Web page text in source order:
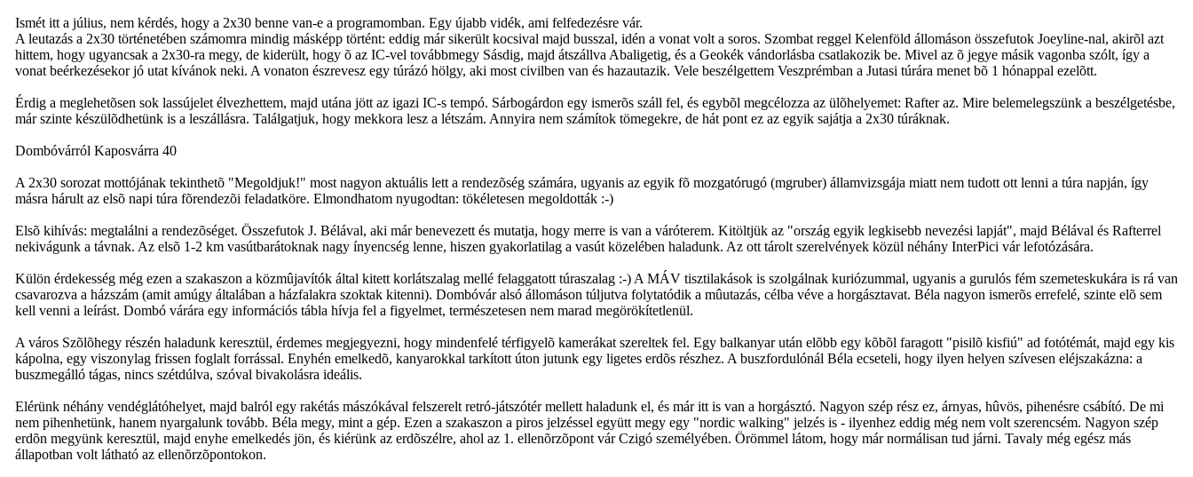
Ismét itt a július, nem kérdés, hogy a 2x30 benne van-e a programomban. Egy újabb vidék, ami felfedezésre vár.
A leutazás a 2x30 történetében számomra mindig másképp történt: eddig már sikerült kocsival majd busszal, idén a vonat volt a soros. Szombat reggel Kelenföld állomáson összefutok Joeyline-nal, akirõl azt
hittem, hogy ugyancsak a 2x30-ra megy, de kiderült, hogy õ az IC-vel továbbmegy Sásdig, majd átszállva Abaligetig, és a Geokék vándorlásba csatlakozik be. Mivel az õ jegye másik vagonba szólt, így a
vonat beérkezésekor jó utat kívánok neki. A vonaton észrevesz egy túrázó hölgy, aki most civilben van és hazautazik. Vele beszélgettem Veszprémban a Jutasi túrára menet bõ 1 hónappal ezelõtt.
Érdig a meglehetõsen sok lassújelet élvezhettem, majd utána jött az igazi IC-s tempó. Sárbogárdon egy ismerõs száll fel, és egybõl megcélozza az ülõhelyemet: Rafter az. Mire belemelegszünk a beszélgetésbe,
már szinte készülõdhetünk is a leszállásra. Találgatjuk, hogy mekkora lesz a létszám. Annyira nem számítok tömegekre, de hát pont ez az egyik sajátja a 2x30 túráknak.
Dombóvárról Kaposvárra 40
A 2x30 sorozat mottójának tekinthetõ "Megoldjuk!" most nagyon aktuális lett a rendezõség számára, ugyanis az egyik fõ mozgatórugó (mgruber) államvizsgája miatt nem tudott ott lenni a túra napján, így
másra hárult az elsõ napi túra fõrendezõi feladatköre. Elmondhatom nyugodtan: tökéletesen megoldották :-)
Elsõ kihívás: megtalálni a rendezõséget. Összefutok J. Bélával, aki már benevezett és mutatja, hogy merre is van a váróterem. Kitöltjük az "ország egyik legkisebb nevezési lapját", majd Bélával és Rafterrel
nekivágunk a távnak. Az elsõ 1-2 km vasútbarátoknak nagy ínyencség lenne, hiszen gyakorlatilag a vasút közelében haladunk. Az ott tárolt szerelvények közül néhány InterPici vár lefotózására.
Külön érdekesség még ezen a szakaszon a közmûjavítók által kitett korlátszalag mellé felaggatott túraszalag :-) A MÁV tisztilakások is szolgálnak kuriózummal, ugyanis a gurulós fém szemeteskukára is rá van
csavarozva a házszám (amit amúgy általában a házfalakra szoktak kitenni). Dombóvár alsó állomáson túljutva folytatódik a mûutazás, célba véve a horgásztavat. Béla nagyon ismerõs errefelé, szinte elõ sem
kell venni a leírást. Dombó várára egy információs tábla hívja fel a figyelmet, természetesen nem marad megörökítetlenül.
A város Szõlõhegy részén haladunk keresztül, érdemes megjegyezni, hogy mindenfelé térfigyelõ kamerákat szereltek fel. Egy balkanyar után elõbb egy kõbõl faragott "pisilõ kisfiú" ad fotótémát, majd egy kis
kápolna, egy viszonylag frissen foglalt forrással. Enyhén emelkedõ, kanyarokkal tarkított úton jutunk egy ligetes erdõs részhez. A buszfordulónál Béla ecseteli, hogy ilyen helyen szívesen eléjszakázna: a
buszmegálló tágas, nincs szétdúlva, szóval bivakolásra ideális.
Elérünk néhány vendéglátóhelyet, majd balról egy rakétás mászókával felszerelt retró-játszótér mellett haladunk el, és már itt is van a horgásztó. Nagyon szép rész ez, árnyas, hûvös, pihenésre csábító. De mi
nem pihenhetünk, hanem nyargalunk tovább. Béla megy, mint a gép. Ezen a szakaszon a piros jelzéssel együtt megy egy "nordic walking" jelzés is - ilyenhez eddig még nem volt szerencsém. Nagyon szép
erdõn megyünk keresztül, majd enyhe emelkedés jön, és kiérünk az erdõszélre, ahol az 1. ellenõrzõpont vár Czigó személyében. Örömmel látom, hogy már normálisan tud járni. Tavaly még egész más
állapotban volt látható az ellenõrzõpontokon.